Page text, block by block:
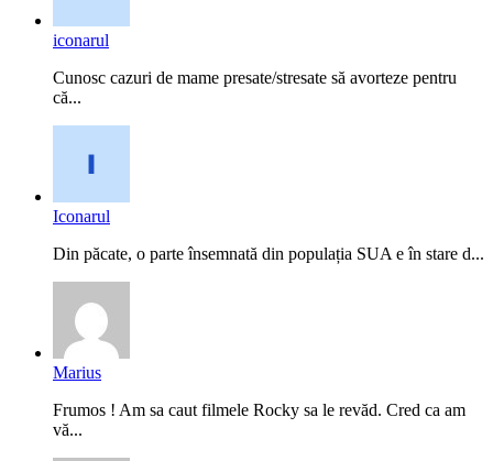
iconarul
Cunosc cazuri de mame presate/stresate să avorteze pentru
că...
Iconarul
Din păcate, o parte însemnată din populația SUA e în stare d...
Marius
Frumos ! Am sa caut filmele Rocky sa le revăd. Cred ca am
vă...